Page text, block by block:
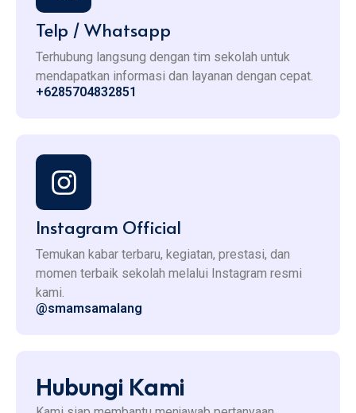
Telp / Whatsapp
Terhubung langsung dengan tim sekolah untuk
mendapatkan informasi dan layanan dengan cepat.
+6285704832851
Instagram Official
Temukan kabar terbaru, kegiatan, prestasi, dan
momen terbaik sekolah melalui Instagram resmi
kami.
@smamsamalang
Hubungi Kami